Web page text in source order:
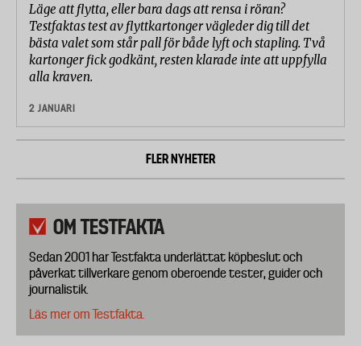
Läge att flytta, eller bara dags att rensa i röran?
Testfaktas test av flyttkartonger vägleder dig till det
bästa valet som står pall för både lyft och stapling. Två
kartonger fick godkänt, resten klarade inte att uppfylla
alla kraven.
2 JANUARI
FLER NYHETER
OM TESTFAKTA
Sedan 2001 har Testfakta underlättat köpbeslut och
påverkat tillverkare genom oberoende tester, guider och
journalistik.
Läs mer om Testfakta.